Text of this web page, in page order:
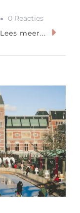
0 ReactiesOp
Roller
Lees meer...